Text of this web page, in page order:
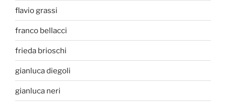
flavio grassi
franco bellacci
frieda brioschi
gianluca diegoli
gianluca neri